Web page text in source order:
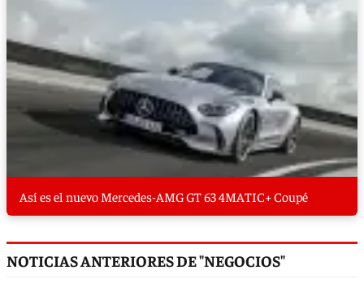
Así es el nuevo Mercedes-AMG GT 63 4MATIC+ Coupé
NOTICIAS ANTERIORES DE "NEGOCIOS"